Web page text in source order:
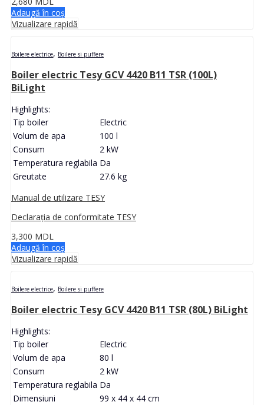
Adaugă în coș
Vizualizare rapidă
Boilere electrice, Boilere si puffere
Boiler electric Tesy GCV 4420 B11 TSR (100L)
BiLight
Highlights:
Tip boiler
Electric
Volum de apa
100 l
Consum
2 kW
Temperatura reglabila Da
Greutate
27.6 kg
Manual de utilizare TESY
Declarația de conformitate TESY
3,300 MDL
Adaugă în coș
Vizualizare rapidă
Boilere electrice, Boilere si puffere
Boiler electric Tesy GCV 4420 B11 TSR (80L) BiLight
Highlights:
Tip boiler
Electric
Volum de apa
80 l
Consum
2 kW
Temperatura reglabila Da
Dimensiuni
99 x 44 x 44 cm